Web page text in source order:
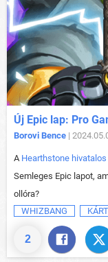
2
Új Epic lap: Pro
Borovi Bence |
A Hearthstone hivatalos
Semleges Epic lapot,
ollóra?
WHIZBANG